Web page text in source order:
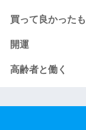
買って良かった
開運
高齢者と働く